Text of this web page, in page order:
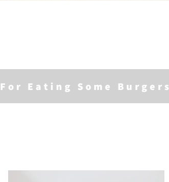
For Eating Some Burgers